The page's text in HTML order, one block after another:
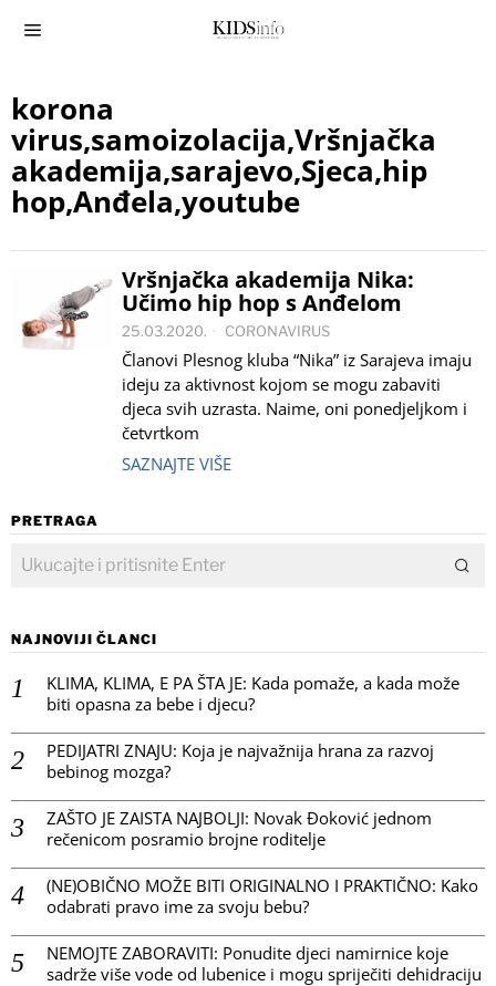
korona
virus,samoizolacija,Vršnjačka
akademija,sarajevo,Sjeca,hip
hop,Anđela,youtube
Vršnjačka akademija Nika:
Učimo hip hop s Anđelom
25.03.2020. CORONAVIRUS
Članovi Plesnog kluba “Nika” iz Sarajeva imaju
ideju za aktivnost kojom se mogu zabaviti
djeca svih uzrasta. Naime, oni ponedjeljkom i
četvrtkom
SAZNAJTE VIŠE
PRETRAGA
NAJNOVIJI ČLANCI
KLIMA, KLIMA, E PA ŠTA JE: Kada pomaže, a kada može
biti opasna za bebe i djecu?
PEDIJATRI ZNAJU: Koja je najvažnija hrana za razvoj
bebinog mozga?
ZAŠTO JE ZAISTA NAJBOLJI: Novak Đoković jednom
rečenicom posramio brojne roditelje
(NE)OBIČNO MOŽE BITI ORIGINALNO I PRAKTIČNO: Kako
odabrati pravo ime za svoju bebu?
NEMOJTE ZABORAVITI: Ponudite djeci namirnice koje
sadrže više vode od lubenice i mogu spriječiti dehidraciju